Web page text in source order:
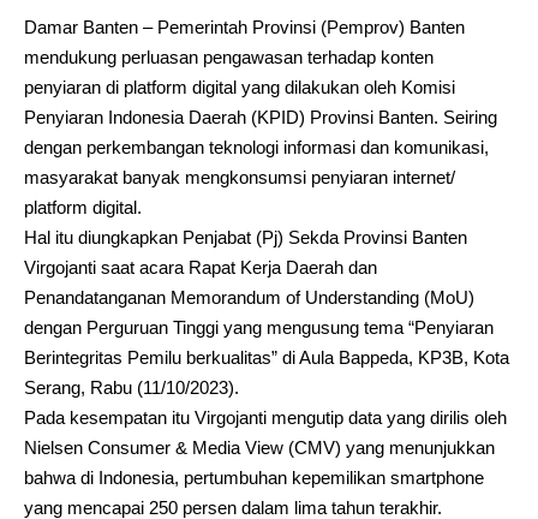
Damar Banten – Pemerintah Provinsi (Pemprov) Banten
mendukung perluasan pengawasan terhadap konten
penyiaran di platform digital yang dilakukan oleh Komisi
Penyiaran Indonesia Daerah (KPID) Provinsi Banten. Seiring
dengan perkembangan teknologi informasi dan komunikasi,
masyarakat banyak mengkonsumsi penyiaran internet/
platform digital.
Hal itu diungkapkan Penjabat (Pj) Sekda Provinsi Banten
Virgojanti saat acara Rapat Kerja Daerah dan
Penandatanganan Memorandum of Understanding (MoU)
dengan Perguruan Tinggi yang mengusung tema “Penyiaran
Berintegritas Pemilu berkualitas” di Aula Bappeda, KP3B, Kota
Serang, Rabu (11/10/2023).
Pada kesempatan itu Virgojanti mengutip data yang dirilis oleh
Nielsen Consumer & Media View (CMV) yang menunjukkan
bahwa di Indonesia, pertumbuhan kepemilikan smartphone
yang mencapai 250 persen dalam lima tahun terakhir.